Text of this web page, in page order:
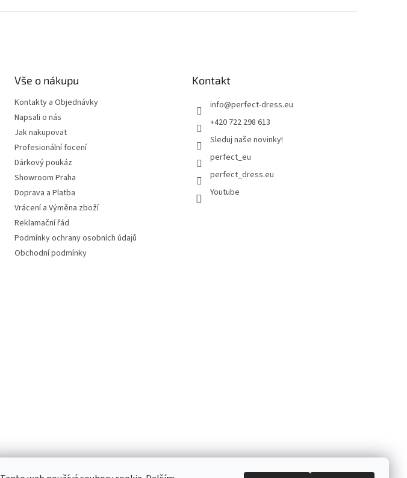
Vše o nákupu
Kontakty a Objednávky
Napsali o nás
Jak nakupovat
Profesionální focení
Dárkový poukáz
Showroom Praha
Doprava a Platba
Vrácení a Výměna zboží
Reklamační řád
Podmínky ochrany osobních údajů
Obchodní podmínky
Kontakt
info@perfect-dress.eu
+420 722 298 613
Sleduj naše novinky!
perfect_eu
perfect_dress.eu
Youtube